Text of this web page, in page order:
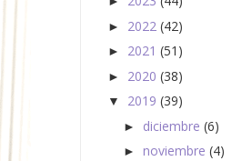
► 2022 (42)
► 2021 (51)
► 2020 (38)
▼ 2019 (39)
► diciembre (6)
► noviembre (4)